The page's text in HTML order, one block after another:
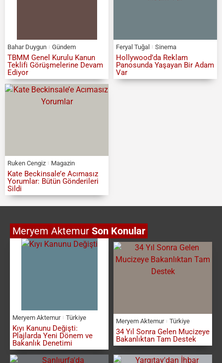
Bahar Duygun Gündem
TBMM Genel Kurulu Kanun
Teklifi Görüşmelerine Devam
Ediyor
Feryal Tuğal Sinema
Hollywood’da Reklam
Panosunda Yaşayan Bir Adam
Var
Ruken Cengiz Magazin
Kate Beckinsale’e Acımasız
Yorumlar: Bütün Gönderileri
Sildi
Meryem Aktemur Son Konular
Meryem Aktemur Türkiye
Kıyı Kanunu Değişti:
Plajlarda Yeni Dönem ve
Bakanlık Denetimi
Meryem Aktemur Türkiye
34 Yıl Sonra Gelen Mucizeye
Bakanlıktan Tam Destek